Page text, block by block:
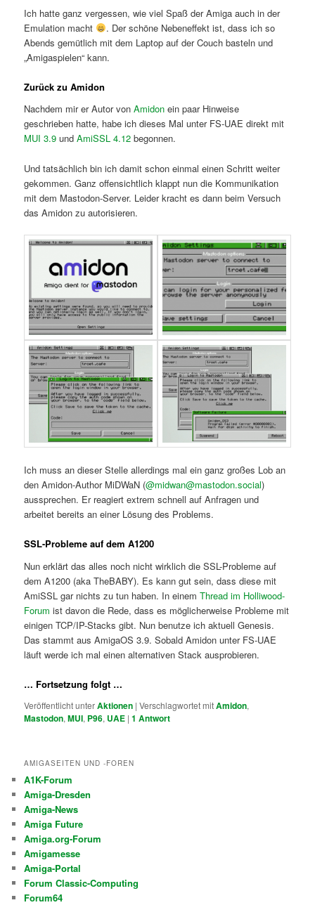
Ich hatte ganz vergessen, wie viel Spaß der Amiga auch in der
Emulation macht
. Der schöne Nebeneffekt ist, dass ich so
Abends gemütlich mit dem Laptop auf der Couch basteln und
„Amigaspielen“ kann.
Zurück zu Amidon
Nachdem mir er Autor vonAmidon ein paar Hinweise
geschrieben hatte, habe ich dieses Mal unter FS-UAE direkt mit
MUI 3.9 undAmiSSL 4.12 begonnen.
Und tatsächlich bin ich damit schon einmal einen Schritt weiter
gekommen. Ganz offensichtlich klappt nun die Kommunikation
mit dem Mastodon-Server. Leider kracht es dann beim Versuch
das Amidon zu autorisieren.
Ich muss an dieser Stelle allerdings mal ein ganz großes Lob an
den Amidon-Author MiDWaN (@midwan@mastodon.social)
aussprechen. Er reagiert extrem schnell auf Anfragen und
arbeitet bereits an einer Lösung des Problems.
SSL-Probleme auf dem A1200
Nun erklärt das alles noch nicht wirklich die SSL-Probleme auf
dem A1200 (aka TheBABY). Es kann gut sein, dass diese mit
AmiSSL gar nichts zu tun haben. In einemThread im Holliwood-
Forum ist davon die Rede, dass es möglicherweise Probleme mit
einigen TCP/IP-Stacks gibt. Nun benutze ich aktuell Genesis.
Das stammt aus AmigaOS 3.9. Sobald Amidon unter FS-UAE
läuft werde ich mal einen alternativen Stack ausprobieren.
… Fortsetzung folgt …
Veröffentlicht unterAktionen |Verschlagwortet mitAmidon,
Mastodon,MUI, P96, UAE |1 Antwort
AMIGASEITEN UND -FOREN
A1K-Forum
Amiga-Dresden
Amiga-News
Amiga Future
Amiga.org-Forum
Amigamesse
Amiga-Portal
Forum Classic-Computing
Forum64